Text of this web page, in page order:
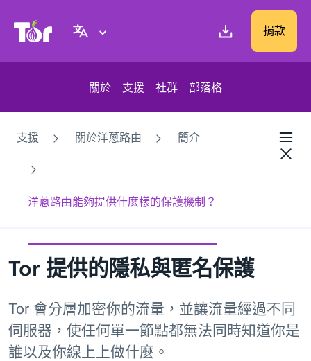
Tor Project 網站 捐款
關於 支援 社群 部落格
支援 關於洋蔥路由 簡介
洋蔥路由能夠提供什麼樣的保護機制？
Tor 提供的隱私與匿名保護
Tor 會分層加密你的流量，並讓流量經過不同
伺服器，使任何單一節點都無法同時知道你是
誰以及你線上上做什麼。